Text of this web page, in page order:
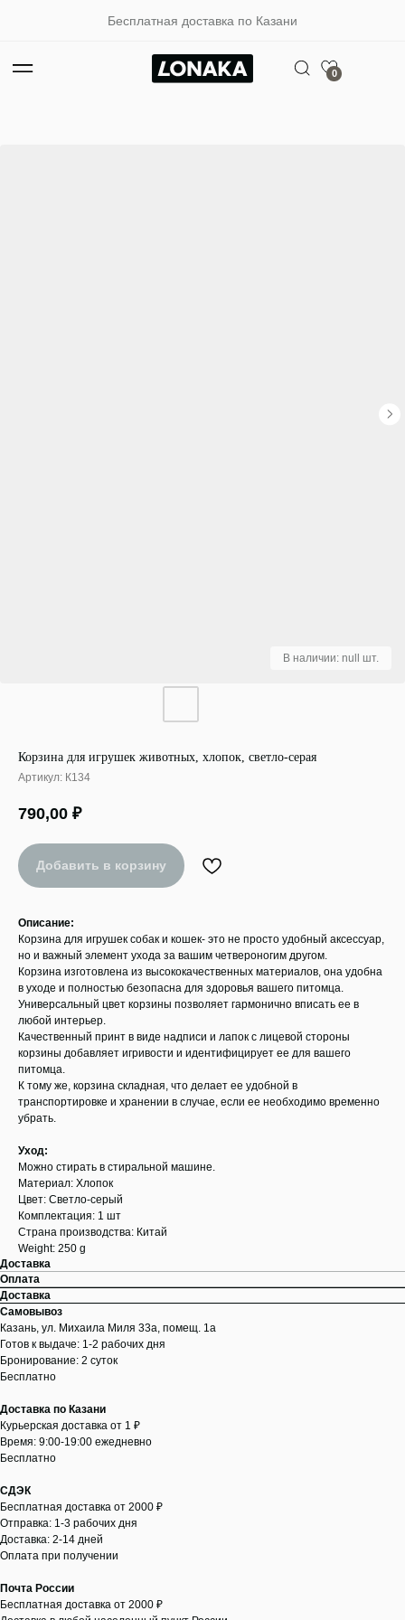
Бесплатная доставка по Казани
Корзина для игрушек животных, хлопок, светло-серая
Артикул: К134
790,00 ₽
Добавить в корзину
Описание:
Корзина для игрушек собак и кошек- это не просто удобный аксессуар,
но и важный элемент ухода за вашим четвероногим другом.
Корзина изготовлена из высококачественных материалов, она удобна
в уходе и полностью безопасна для здоровья вашего питомца.
Универсальный цвет корзины позволяет гармонично вписать ее в
любой интерьер.
Качественный принт в виде надписи и лапок с лицевой стороны
корзины добавляет игривости и идентифицирует ее для вашего
питомца.
К тому же, корзина складная, что делает ее удобной в
транспортировке и хранении в случае, если ее необходимо временно
убрать.
Уход:
Можно стирать в стиральной машине.
Материал: Хлопок
Цвет: Светло-серый
Комплектация: 1 шт
Страна производства: Китай
Weight: 250 g
Доставка
Оплата
Доставка
Самовывоз
Казань, ул. Михаила Миля 33а, помещ. 1а
Готов к выдаче: 1-2 рабочих дня
Бронирование: 2 суток
Бесплатно
Доставка по Казани
Курьерская доставка от 1 ₽
Время: 9:00-19:00 ежедневно
Бесплатно
СДЭК
Бесплатная доставка от 2000 ₽
Отправка: 1-3 рабочих дня
Доставка: 2-14 дней
Оплата при получении
Почта России
Бесплатная доставка от 2000 ₽